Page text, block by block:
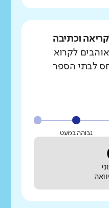
וכתיבה
לקרוא
לבתי הספר
גבוהה במעט